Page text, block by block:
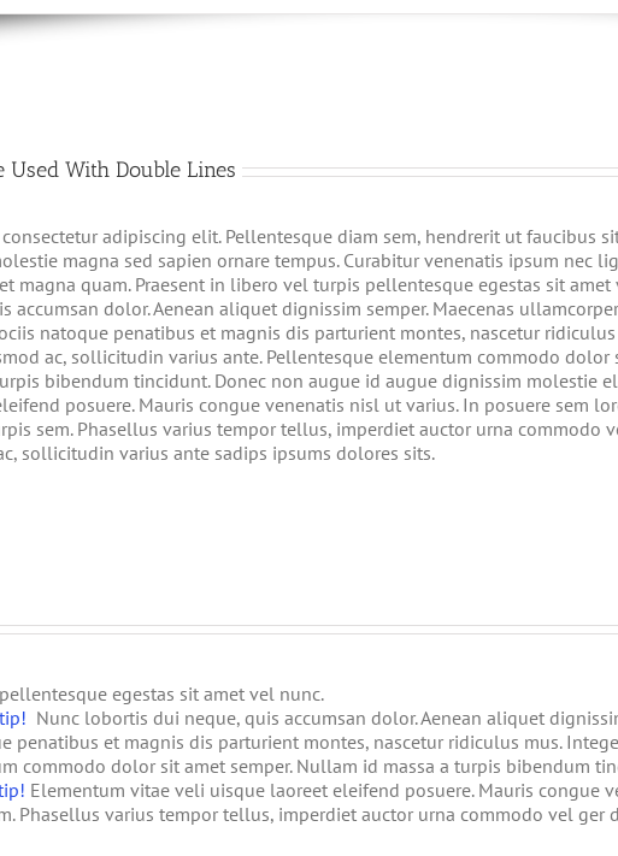
Used With Double Lines
adipiscing elit. Pellentesque diam sem, hendrerit ut faucibus
magna sed sapien ornare tempus. Curabitur venenatis ipsum nec
magna quam. Praesent in libero vel turpis pellentesque egestas sit amet
accumsan dolor. Aenean aliquet dignissim semper. Maecenas
natoque penatibus et magnis dis parturient montes, nascetur
ac, sollicitudin varius ante. Pellentesque elementum commodo dolor
bibendum tincidunt. Donec non augue id augue dignissim molestie
posuere. Mauris congue venenatis nisl ut varius. In posuere sem
sem. Phasellus varius tempor tellus, imperdiet auctor urna commodo
sollicitudin varius ante sadips ipsums dolores sits.
egestas sit amet vel nunc.
Nunc lobortis dui neque, quis accumsan dolor. Aenean aliquet
penatibus et magnis dis parturient montes, nascetur ridiculus mus.
commodo dolor sit amet semper. Nullam id massa a turpis bibendum
Elementum vitae veli uisque laoreet eleifend posuere. Mauris congue
Phasellus varius tempor tellus, imperdiet auctor urna commodo vel